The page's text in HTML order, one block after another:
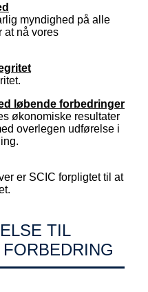
myndighed på alle
at nå vores
løbende forbedringer
økonomiske resultater
overlegen udførelse i
er SCIC forpligtet til at
TIL